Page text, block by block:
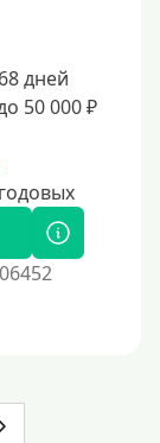
средств с
дней
50 000 ₽